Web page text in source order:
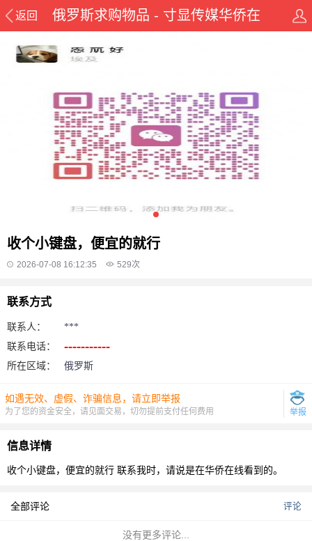
返回 俄罗斯求购物品 - 寸显传媒华侨在
线华人资讯网
收个小键盘，便宜的就行
2026-07-08 16:12:35 529次
联系方式
联系人：
***
联系电话：
所在区域：
俄罗斯
如遇无效、虚假、诈骗信息，请立即举报
为了您的资金安全，请见面交易，切勿提前支付任何费用 举报
信息详情
收个小键盘，便宜的就行 联系我时，请说是在华侨在线看到的。
全部评论 评论
没有更多评论...